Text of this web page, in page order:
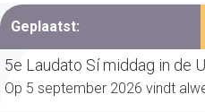
Geplaatst:
5e Laudato Sí middag in de
Op 5 september 2026 vindt